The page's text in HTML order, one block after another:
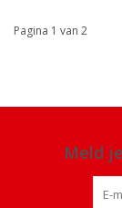
Pagina 1 van 2
Meld